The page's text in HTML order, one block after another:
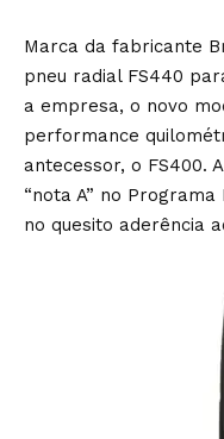
Marca da fabricante
pneu radial FS440
a empresa, o novo
performance
antecessor, o FS400.
“nota A” no
no quesito aderência